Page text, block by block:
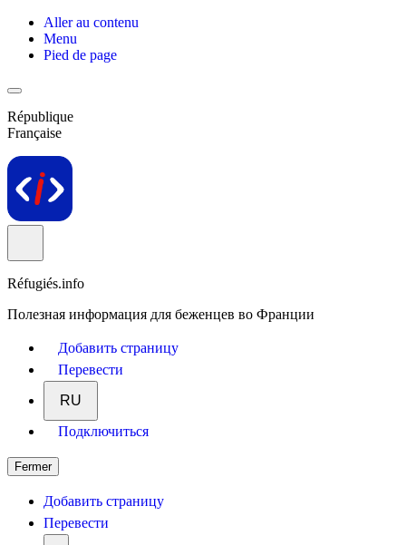
Aller au contenu
Menu
Pied de page
République
Française
Réfugiés.info
Полезная информация для беженцев во Франции
Добавить страницу
Перевести
RU
Подключиться
Fermer
Добавить страницу
Перевести